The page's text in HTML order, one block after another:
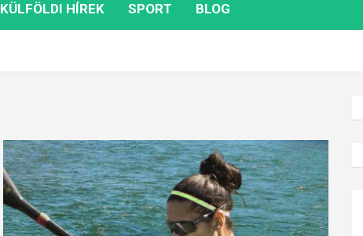
KÜLFÖLDI HÍREK SPORT BLOG